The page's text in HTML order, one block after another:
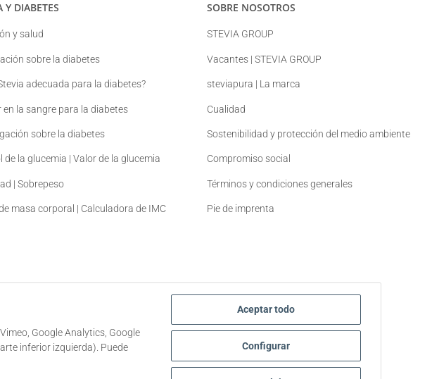
Aceptar todo
Configurar
Google Analytics, Google
inferior izquierda). Puede
Y DIABETES
y salud
sobre la diabetes
adecuada para la diabetes?
en la sangre para la diabetes
sobre la diabetes
de la glucemia | Valor de la glucemia
| Sobrepeso
masa corporal | Calculadora de IMC
SOBRE NOSOTROS
STEVIA GROUP
Vacantes | STEVIA GROUP
steviapura | La marca
Cualidad
Sostenibilidad y protección del medio ambiente
Compromiso social
Términos y condiciones generales
Pie de imprenta